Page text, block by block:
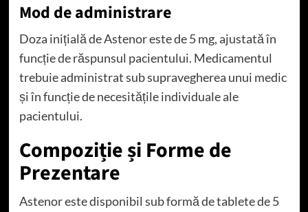
Mod de administrare
Doza inițială de Astenor este de 5 mg, ajustată în
funcție de răspunsul pacientului. Medicamentul
trebuie administrat sub supravegherea unui medic
și în funcție de necesitățile individuale ale
pacientului.
Compoziție și Forme de
Prezentare
Astenor este disponibil sub formă de tablete de 5